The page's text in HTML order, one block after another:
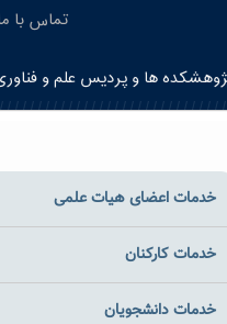
تماس با
ها و پردیس علم و
خدمات اعضای هیات علمی
خدمات کارکنان
خدمات دانشجویان